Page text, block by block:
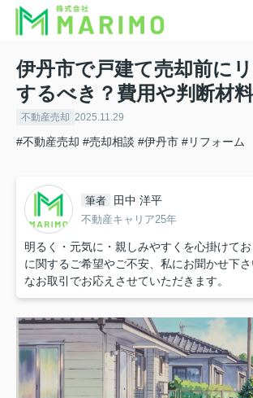
伊丹市で戸建て売却前に
するべき？費用や判断材
不動産売却 2025.11.29
#不動産売却 #売却相談 #伊丹市 #リフォーム
筆者 田中 洋平
不動産キャリア25年
明るく・元気に・親しみやすくを心掛けて
に関するご希望やご不安、私にお聞かせ下
なお取引でお応えさせていただきます。